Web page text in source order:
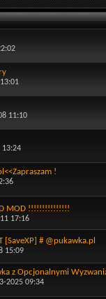
11:10
13:24
!
MOD !!!!!!!!!!!!!!!
17:16
[SaveXP] # @pukawka.pl
15:09
z Opcjonalnymi
2025 09:34